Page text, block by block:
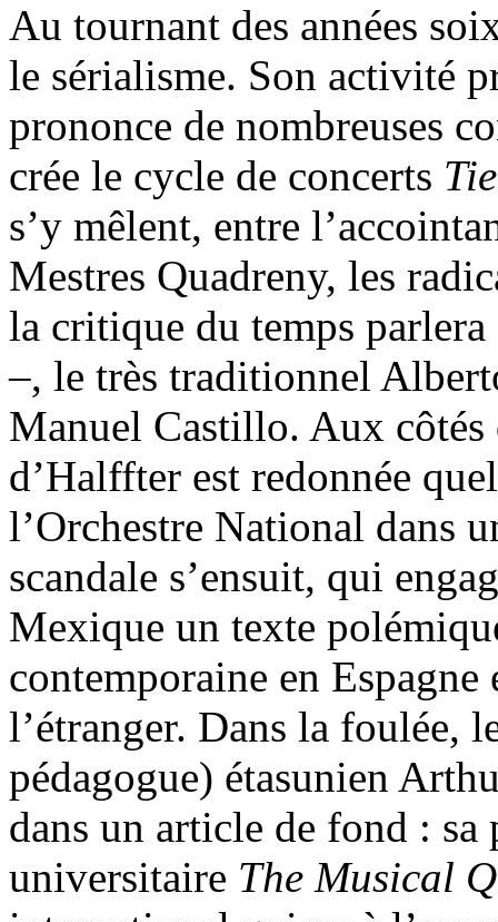
Au tournant des années
le sérialisme. Son activité
prononce de nombreuses
crée le cycle de concerts
s’y mêlent, entre
Mestres Quadreny, les
la critique du temps
–, le très traditionnel
Manuel Castillo. Aux
d’Halffter est redonnée
l’Orchestre National dans
scandale s’ensuit, qui
Mexique un texte
contemporaine en
l’étranger. Dans la foulée,
pédagogue) étasunien
dans un article de fond : sa
universitaire The Musical